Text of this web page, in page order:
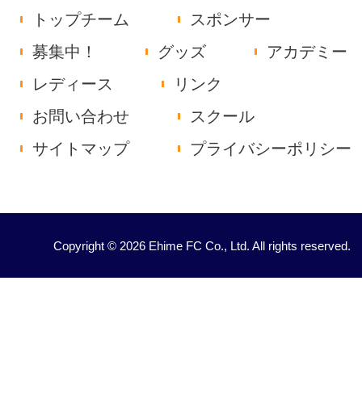
トップチーム
スポンサー
募集中！
グッズ
アカデミー
レディース
リンク
お問い合わせ
スクール
サイトマップ
プライバシーポリシー
Copyright © 2026 Ehime FC Co., Ltd. All rights reserved.